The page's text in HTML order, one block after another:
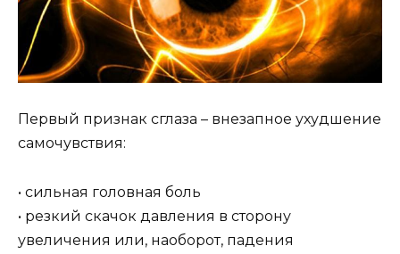
Первый признак сглаза – внезапное ухудшение
самочувствия:
• сильная головная боль
• резкий скачок давления в сторону
увеличения или, наоборот, падения